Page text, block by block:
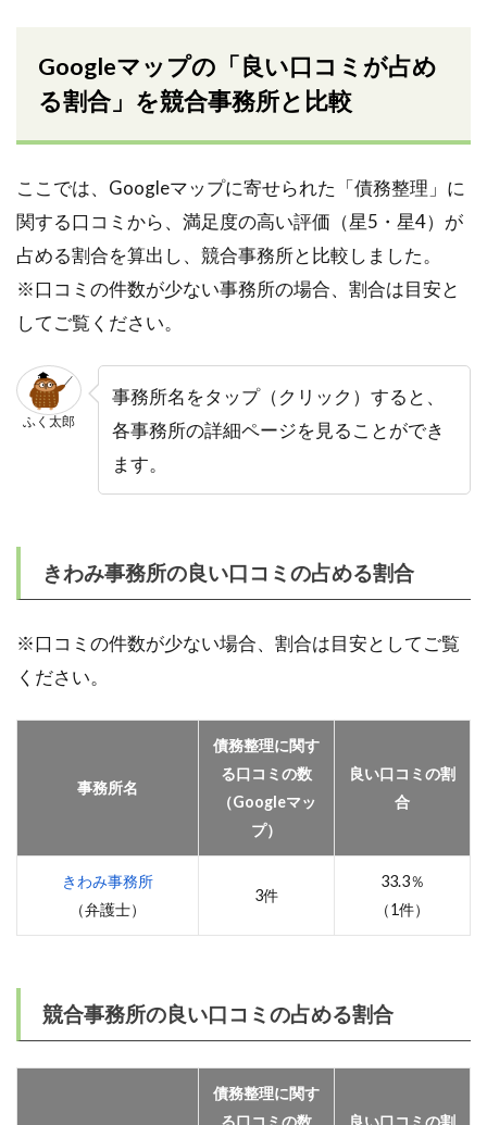
Googleマップの「良い口コミが占め
る割合」を競合事務所と比較
ここでは、Googleマップに寄せられた「債務整理」に
関する口コミから、満足度の高い評価（星5・星4）が
占める割合を算出し、競合事務所と比較しました。
※口コミの件数が少ない事務所の場合、割合は目安と
してご覧ください。
ふく太郎
事務所名をタップ（クリック）すると、
各事務所の詳細ページを見ることができ
ます。
きわみ事務所の良い口コミの占める割合
※口コミの件数が少ない場合、割合は目安としてご覧
ください。
事務所名
債務整理に関す
る口コミの数
（Googleマッ
プ）
良い口コミの割
合
きわみ事務所
（弁護士）
3件
33.3％
（1件）
競合事務所の良い口コミの占める割合
債務整理に関す